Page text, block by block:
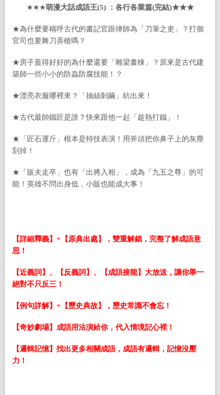
★★★萌漫大話成語王(5) ：各行各業篇(完結)★★★
★為什麼要稱呼古代的書記官跟律師為「刀筆之吏」？打個
官司也要舞刀弄槍嗎？
★房子蓋得好好的為什麼還要「雕梁畫棟」？原來是古代建
築師一些小小的防蟲防腐技能！？
★漂亮衣服哪裡來？「抽絲剝繭」紡出來！
★古代最帥鐵匠是誰？快來跟他一起「趁熱打鐵」！
★「匠石運斤」根本是特技表演！用斧頭把你鼻子上的灰塵
刮掉！
★「販夫走卒」也有「出將入相」，成為「九五之尊」的可
能！英雄不問出身低，小販也能成大事！
【詳細釋義】 + 【原典出處】，雙重解鎖，完整了解成語意
思！
【近義詞】、【反義詞】、【成語接龍】大放送，讓你舉一
絕對不只反三！
【例句詳解】 + 【歷史典故】，歷史常識不會忘！
【奇妙劇場】成語用法演給你，代入情境記心裡！
【邏輯記憶】找出更多相關成語，成語有邏輯，記憶沒壓
力！